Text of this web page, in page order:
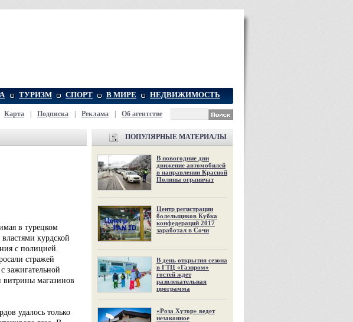
ТУРИЗМ СПОРТ В МИРЕ НЕДВИЖИМОСТЬ
Карта Подписка Реклама Об агентстве
в турецком
курдской
с полицией.
стражей
зажигательной
витрины магазинов
удалось только
ПОПУЛЯРНЫЕ МАТЕРИАЛЫ
В новогодние дни
движение автомобилей
в направлении Красной
Поляны ограничат
Центр регистрации
болельщиков Кубка
конфедераций 2017
заработал в Сочи
В день открытия сезона
в ГТЦ «Газпром»
гостей ждет
развлекательная
программа
«Роза Хутор» ведет
незаконное